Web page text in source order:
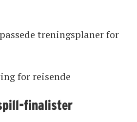
treningsplaner for
for reisende
finalister